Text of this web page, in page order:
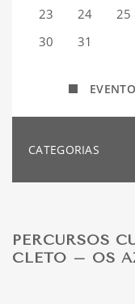
23
24 25
30
31
CATEGORIAS
PERCURSOS
CLETO – OS